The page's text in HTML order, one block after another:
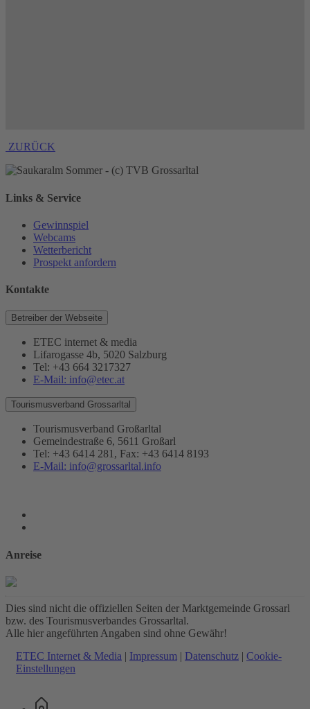
ZURÜCK
Links & Service
Gewinnspiel
Webcams
Wetterbericht
Prospekt anfordern
Kontakte
Betreiber der Webseite
ETEC internet & media
Lifarogasse 4b, 5020 Salzburg
Tel: +43 664 3217327
E-Mail: info@etec.at
Tourismusverband Grossarltal
Tourismusverband Großarltal
Gemeindestraße 6, 5611 Großarl
Tel: +43 6414 281, Fax: +43 6414 8193
E-Mail: info@grossarltal.info
Anreise
Dies sind nicht die offiziellen Seiten der Marktgemeinde Grossarl
bzw. des Tourismusverbandes Grossarltal.
Alle hier angeführten Angaben sind ohne Gewähr!
ETEC Internet & Media | Impressum | Datenschutz | Cookie-
Einstellungen